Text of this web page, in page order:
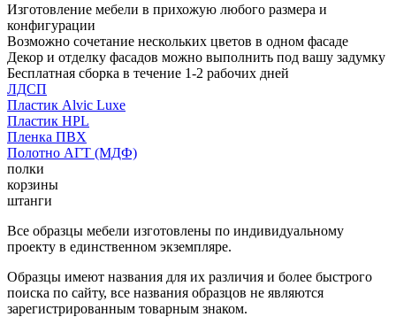
Изготовление мебели в прихожую любого размера и
конфигурации
Возможно сочетание нескольких цветов в одном фасаде
Декор и отделку фасадов можно выполнить под вашу задумку
Бесплатная сборка в течение 1-2 рабочих дней
ЛДСП
Пластик Alvic Luxe
Пластик HPL
Пленка ПВХ
Полотно АГТ (МДФ)
полки
корзины
штанги
Все образцы мебели изготовлены по индивидуальному
проекту в единственном экземпляре.
Образцы имеют названия для их различия и более быстрого
поиска по сайту, все названия образцов не являются
зарегистрированным товарным знаком.